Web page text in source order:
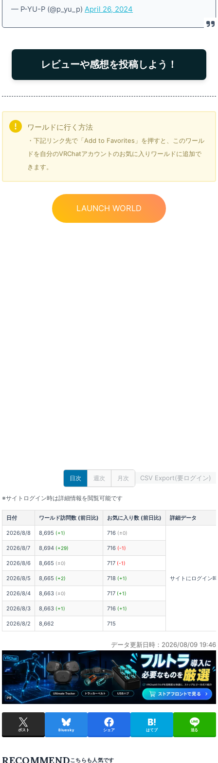
— P-YU-P (@p_yu_p)April 26, 2024
レビューや感想を投稿しよう！
ワールドに行く方法
・下記リンク先で「Add to Favorites」を押すと、このワール
ドを自分のVRChatアカウントのお気に入りワールドに追加で
きます。
LAUNCH WORLD
日次 週次 月次 CSV Export(要ログイン)
※サイトログイン時は詳細情報を閲覧可能です
日付 ワールド訪問数 (前日比) お気に入り数 (前日比) 詳細データ
2026/8/8 8,695 (+1) 716 (±0)
サイトにログイン
2026/8/7 8,694 (+29) 716 (-1)
2026/8/6 8,665 (±0) 717 (-1)
2026/8/5 8,665 (+2) 718 (+1)
2026/8/4 8,663 (±0) 717 (+1)
2026/8/3 8,663 (+1) 716 (+1)
2026/8/2 8,662 715
データ更新日時：2026/08/09 19:46
ポスト Bluesky シェア はてブ 送る
RECOMMEND